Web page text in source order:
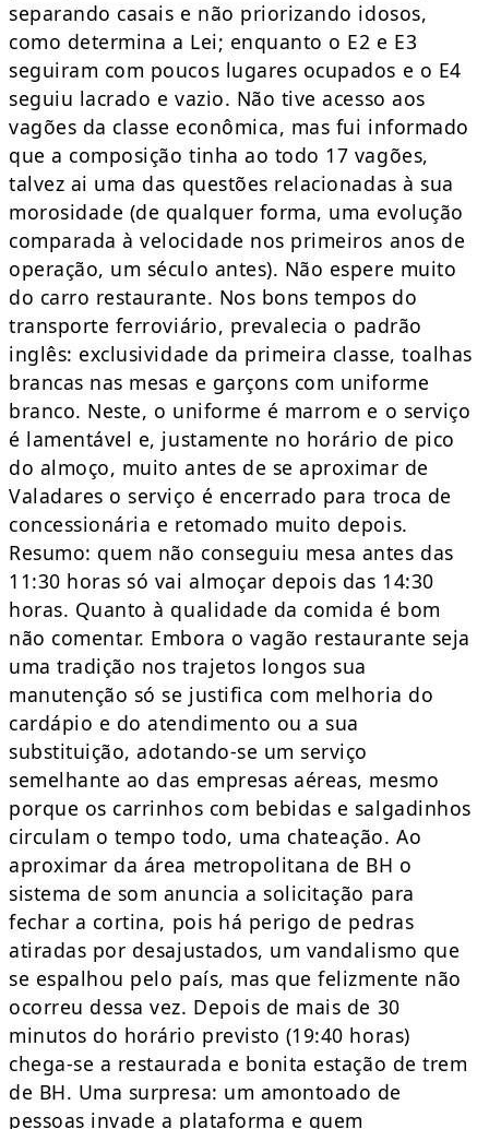
separando casais e não priorizando idosos,
como determina a Lei; enquanto o E2 e E3
seguiram com poucos lugares ocupados e o E4
seguiu lacrado e vazio. Não tive acesso aos
vagões da classe econômica, mas fui informado
que a composição tinha ao todo 17 vagões,
talvez ai uma das questões relacionadas à sua
morosidade (de qualquer forma, uma evolução
comparada à velocidade nos primeiros anos de
operação, um século antes). Não espere muito
do carro restaurante. Nos bons tempos do
transporte ferroviário, prevalecia o padrão
inglês: exclusividade da primeira classe, toalhas
brancas nas mesas e garçons com uniforme
branco. Neste, o uniforme é marrom e o serviço
é lamentável e, justamente no horário de pico
do almoço, muito antes de se aproximar de
Valadares o serviço é encerrado para troca de
concessionária e retomado muito depois.
Resumo: quem não conseguiu mesa antes das
11:30 horas só vai almoçar depois das 14:30
horas. Quanto à qualidade da comida é bom
não comentar. Embora o vagão restaurante seja
uma tradição nos trajetos longos sua
manutenção só se justifica com melhoria do
cardápio e do atendimento ou a sua
substituição, adotando-se um serviço
semelhante ao das empresas aéreas, mesmo
porque os carrinhos com bebidas e salgadinhos
circulam o tempo todo, uma chateação. Ao
aproximar da área metropolitana de BH o
sistema de som anuncia a solicitação para
fechar a cortina, pois há perigo de pedras
atiradas por desajustados, um vandalismo que
se espalhou pelo país, mas que felizmente não
ocorreu dessa vez. Depois de mais de 30
minutos do horário previsto (19:40 horas)
chega-se a restaurada e bonita estação de trem
de BH. Uma surpresa: um amontoado de
pessoas invade a plataforma e quem